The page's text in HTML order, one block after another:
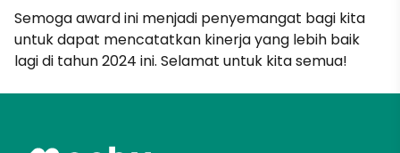
Semoga award ini menjadi penyemangat bagi kita
untuk dapat mencatatkan kinerja yang lebih baik
lagi di tahun 2024 ini. Selamat untuk kita semua!